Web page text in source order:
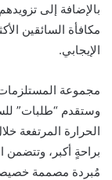
بالإضافة إلى
مكافأة السائقين
الإيجابي.
مجموعة
وستقدم “طلبات”
الحرارة المرتفعة
براحةٍ أكبر،
مُبردة مصممة